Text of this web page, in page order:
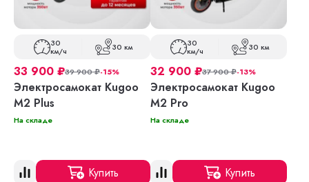
30
км/ч 30 км
33 900 ₽39 900₽-15%
Электросамокат Kugoo
M2 Plus
На складе
Купить
30
км/ч 30 км
32 900 ₽37 900₽-13%
Электросамокат Kugoo
M2 Pro
На складе
Купить